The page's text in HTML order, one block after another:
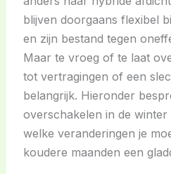
blijven doorgaans flexibel
en zijn bestand tegen
Maar te vroeg of te laat
tot vertragingen of een
belangrijk. Hieronder
overschakelen in de
welke veranderingen je
koudere maanden een